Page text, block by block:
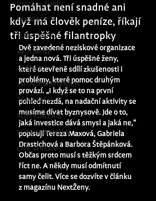
Všechny články
PODCAST
SLOVENSKO
AKTUÁLNĚ
ČLÁNEK
131 INSPIRATIVNÍCH
TÉMA MĚSÍCE
FOTOGALERIE
FÓRUM #FINŽEN
LIVE STREAM
Pomáhat není snadné ani
když má člověk peníze, říkají
tři úspěšné filantropky
Dvě zavedené neziskové organizace
a jedna nová. Tři úspěšné ženy,
které otevřeně sdílí zkušenosti i
problémy, které pomoc druhým
provází. „I když se to na první
pohled nezdá, na nadační aktivity se
musíme dívat byznysově. Jde o to,
jaká investice dává smysl a jaká ne,“
popisují Tereza Maxová, Gabriela
Drastichová a Barbora Štěpánková.
Občas proto musí s těžkým srdcem
říct ne. A někdy musí odmítnutí
samy čelit. Více se dozvíte v článku
z magazínu NextŽeny.